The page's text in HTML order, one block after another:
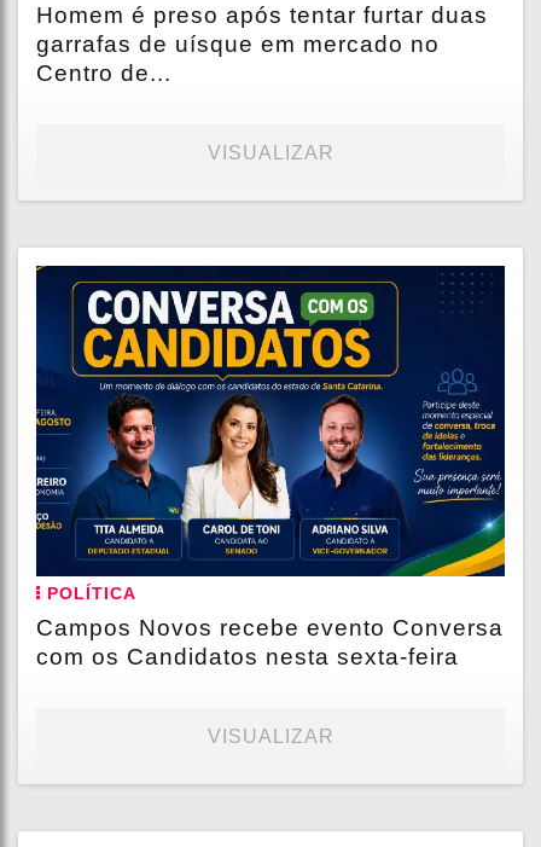
Homem é preso após tentar furtar duas
garrafas de uísque em mercado no
Centro de...
VISUALIZAR
POLÍTICA
Campos Novos recebe evento Conversa
com os Candidatos nesta sexta-feira
VISUALIZAR